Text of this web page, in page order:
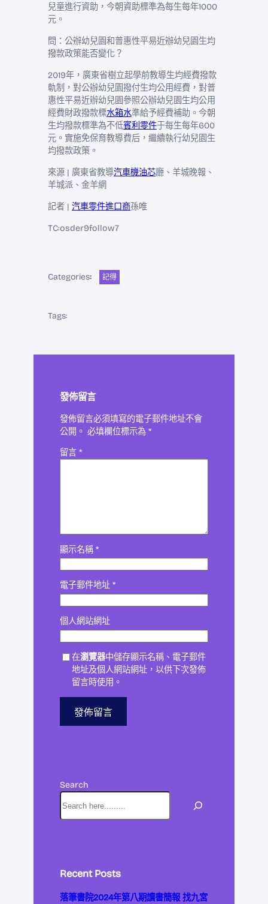
兒童進行資助，今朝資助標準為每生每年1000
元。
問：公辦幼兒園和普惠性平易近辦幼兒園生均
撥款政策能否變化？
2019年，廣東省樹立起學前教導生均經費撥款
軌制，對公辦幼兒園撥付生均公用經費，對普
惠性平易近辦幼兒園參照公辦幼兒園生均公用
經費財政撥款標水箱水準給予經費補助。今朝
生均撥款標準為不低賓利零件于每生每年600
元。實施免保育教導費后，繼續執行幼兒園生
均撥款政策。
來源 | 廣東省教導汽車機油芯廳、羊城晚報、
羊城派、金羊網
記者 | 汽車零件進口商孫唯
TC:osder9follow7
Categories: 記得
Tags:
發佈留言
發佈留言必須填寫的電子郵件地址不會
公開。 必填欄位標示為 *
留言 *
顯示名稱 *
電子郵件地址 *
個人網站網址
在瀏覽器中儲存顯示名稱、電子郵件
地址及個人網站網址，以供下次發佈
留言時使用。
Search
Recent Posts
落筆書院2024年第八期讀書簡報 找九宮